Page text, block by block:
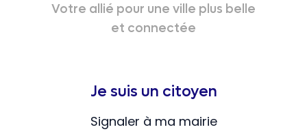
Votre allié pour une ville plus belle
et connectée
Je suis un citoyen
Signaler à ma mairie